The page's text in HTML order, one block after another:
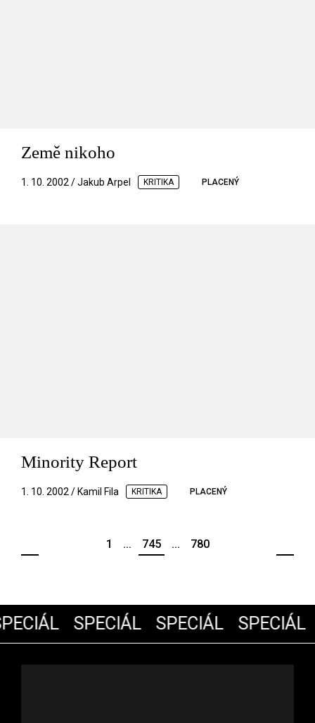
Země nikoho
1. 10. 2002 / Jakub Arpel KRITIKA PLACENÝ
Minority Report
1. 10. 2002 / Kamil Fila KRITIKA PLACENÝ
1 ... 745 ... 780
SPECIÁL SPECIÁL SPECIÁL